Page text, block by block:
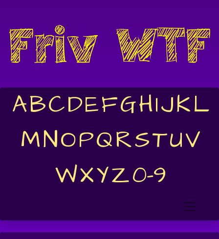
ABCDEFGHIJKL
MNOPQRSTUV
WXYZ0-9